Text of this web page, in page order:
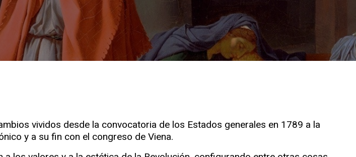
vividos desde la convocatoria de los Estados generales en 1789 a la
y a su fin con el congreso de Viena.